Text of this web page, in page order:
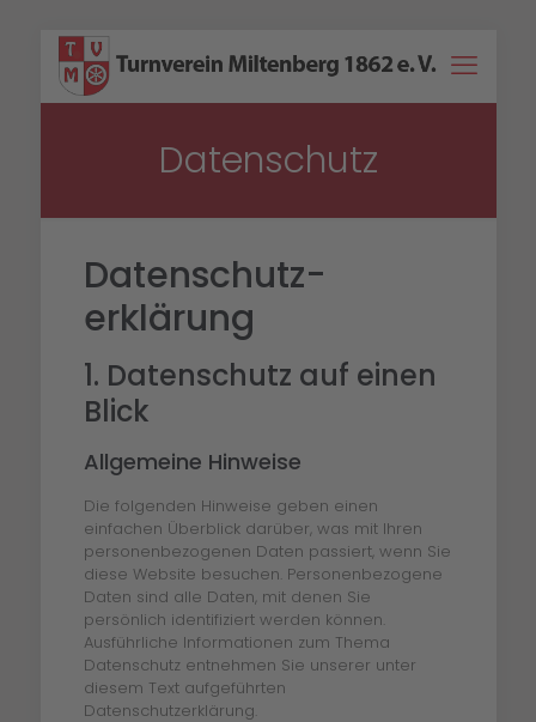
Datenschutz
Datenschutz­
erklärung
1. Datenschutz auf einen
Blick
Allgemeine Hinweise
Die folgenden Hinweise geben einen
einfachen Überblick darüber, was mit Ihren
personenbezogenen Daten passiert, wenn Sie
diese Website besuchen. Personenbezogene
Daten sind alle Daten, mit denen Sie
persönlich identifiziert werden können.
Ausführliche Informationen zum Thema
Datenschutz entnehmen Sie unserer unter
diesem Text aufgeführten
Datenschutzerklärung.